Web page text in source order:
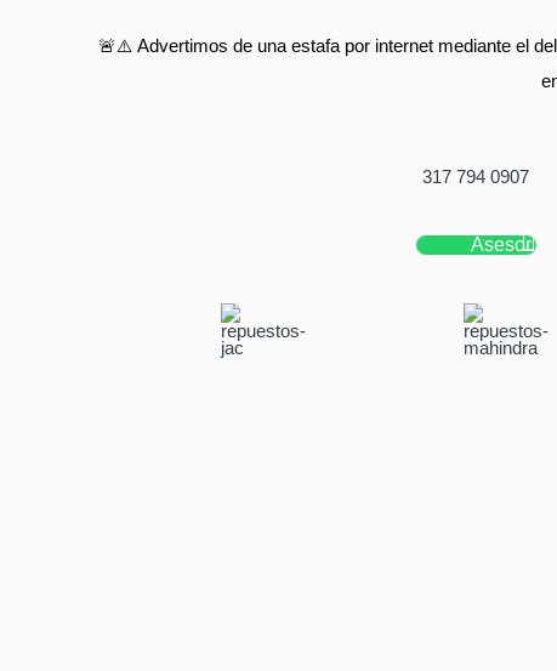
🚨⚠️ Advertimos de una estafa por internet mediante el
317 794 0907
Asesor